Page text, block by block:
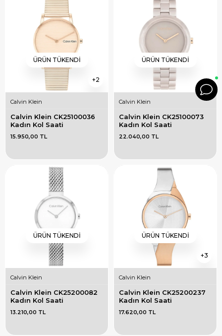
2
ÜRÜN TÜKENDI
Calvin Klein
Calvin Klein CK25100036
Kadın Kol Saati
15.950,00 TL
ÜRÜN TÜKENDI
Calvin Klein
Calvin Klein CK25100073
Kadın Kol Saati
22.040,00 TL
ÜRÜN TÜKENDI
Calvin Klein
Calvin Klein CK25200082
Kadın Kol Saati
13.210,00 TL
3
ÜRÜN TÜKENDI
Calvin Klein
Calvin Klein CK25200237
Kadın Kol Saati
17.620,00 TL